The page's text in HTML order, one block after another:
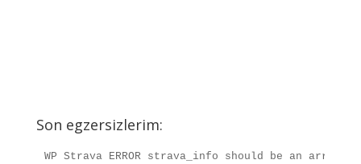
Son egzersizlerim:
WP Strava ERROR strava_info should be an